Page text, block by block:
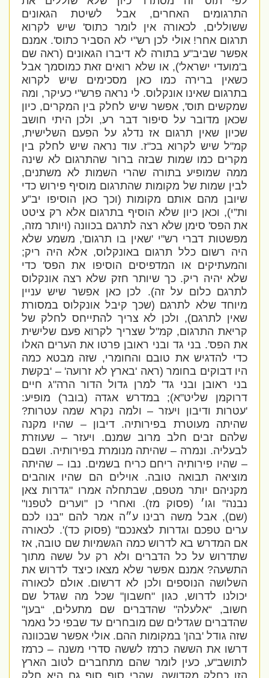
התרגומים האחרים, אבל לשיטת הגאונים
ששוללים, לכאורה אין לומר כתוס' שיש לקרוא
תרגום אחר! אולי לכן רש"י לא הסביר כתוס'. אמנם
אפשר שביב"ע בתורה לא דיברו הגאונים (ראה שם
ב'מועדי ישראל'), או שלא רואים זאת כמוסמך אבל
כשאין ברירה כמו כאן מסכימים שיש לקרוא
בתרגום שאינו אונקלוס. לי נראה פרש"י כעיקר, ומה
שמקשים תוס', אפשר שיש לחלק בין המקרים, כיון
שכאן מדובר על סיפור דבר רע, ולכן היתי חושב
שכיון שאין תרגום אז נדלג על הפעם השלישית,
קמ"ל שיש לקרוא בכ"ז. עוד נראה שיש לחלק בין
מקרים כמו שמות שבזה ברור שהתרגום לא שינה
ממה שמופיע בתורה שהרי השמות לא משתנים,
לבין שמות של מקומות שהתרגום מוסיף פירוש כדי
שיובן מהם אותם מקומות (וכך כאן הוסיפו יב”ע
ות”י), וכאן כיון שלא הוסיף בתרגום אלא רק ציטט
את הפס' סימן שלא רצה לתרגם בכוונה (ויותר מזה,
מפשטות דברי רש"י 'שאין בו תרגום', משמע שלא
היה רשום כלל תרגום באונקלוס, אלא היה ריק;
והמעתיקים או המדפיסים הוסיפו את הפס' כדי
שלא יהיה ריק. כך שיותר חזק שלא רצה אונקלוס
לתרגם כלום על זה). לכן כאן אפשר שיש עניין
מיוחד שלא לתרגם (שכך קיבל אונקלוס במסורת
שאין לתרגם), ולכן לא צריך להתייחס לחלק של
קריאת התרגום, קמ"ל שצריך לקרוא פעם שלישית
את הפס'. בני גד ובני ראובן פרטו את הערים האלו
כדי להדגיש את טובם והחומרי, שזה מבטא כמה
היו דבוקים בחומר (ראה 'בארץ לא זרועה' – 'בקשת
בני ראובן ובני גד' למרן גדול הדור הרה"ג חיים
דרוקמן שליט"א); במדרש אגדה (בובר) מופיע:
'עטרות ודיבון ויעזר – ולמה נקרא שמה עטרות?
שהיתה מעוטרת בפירותיה. דיבון – שהיו מקנה
שלהם זבים חלב מרוב שמנם. ויעזר – שעוזרת
לבעליה. ונמרה – שהיתה מנומרת בפירותיה. ושבם
– שהיו פירותיה ריחם כריח בשמים. נבו – שהיתה
מוציאה תבואה טובה. אוילים הם שהיו אוהבים
מקניהם יותר מטפם, שבתחלה אמרו "גדרות צאן
נבנה" וגו׳ (פסוק מז). ואחרי כן "וערים לטפנו"
(שם), אבל משה רבינו ע״ה אמר להם "בנו לכם
ערים טפכם וגדרות לצאנכם" (פסוק כד)'. לכאורה
אם המדרש בא לדרוש כמה הגשמיות שם טובה, אז
שתדרוש על כל הדברים ולא רק על ששה מתוך
התשעה? אמנם אפשר שלא מצאו כיצד לדרוש את
השלושה הנוספים ולכן לא דרשום. אולם לכאורה
יכולנו לדרוש, כגון "חשבון" שכל מה שגדל שם
חשוב, “אלעלה" שהדברים שם מתעלים, “בען"
שהדברים שגדלים שם מובחרים עד שבפי כל נאמר
שזה גודל 'בהן' במקומות ההם. אולי אפשר שבכוונה
דרשו את הששה כרמז לששה סדרי משנה – כרמז
לתושב"ע, כעין לומר שהם מתחברים לטוב הארץ